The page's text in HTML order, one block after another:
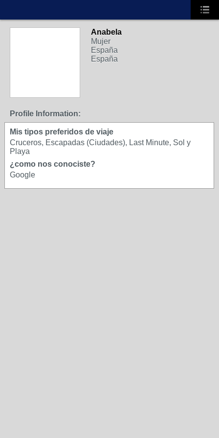
Anabela
Mujer
España
España
Profile Information:
Mis tipos preferidos de viaje
Cruceros, Escapadas (Ciudades), Last Minute, Sol y
Playa
¿como nos conociste?
Google